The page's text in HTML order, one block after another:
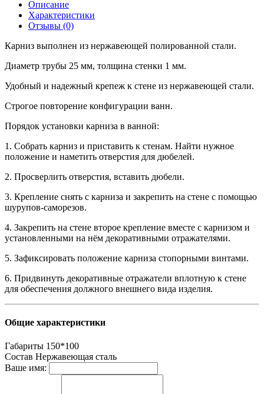
Описание
Характеристики
Отзывы (0)
Карниз выполнен из нержавеющей полированной стали.
Диаметр трубы 25 мм, толщина стенки 1 мм.
Удобный и надежный крепеж к стене из нержавеющей стали.
Строгое повторение конфигурации ванн.
Порядок установки карниза в ванной:
1. Собрать карниз и приставить к стенам. Найти нужное
положение и наметить отверстия для дюбелей.
2. Просверлить отверстия, вставить дюбели.
3. Крепление снять с карниза и закрепить на стене с помощью
шурупов-саморезов.
4. Закрепить на стене второе крепление вместе с карнизом и
установленными на нём декоративными отражателями.
5. Зафиксировать положение карниза стопорными винтами.
6. Придвинуть декоративные отражатели вплотную к стене
для обеспечения должного внешнего вида изделия.
Общие характеристики
Габариты 150*100
Состав Нержавеющая сталь
Ваше имя: